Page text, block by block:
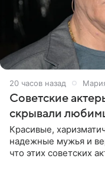
20 часов назад
Советские
скрывали
Красивые,
надежные мужья и
что этих советских